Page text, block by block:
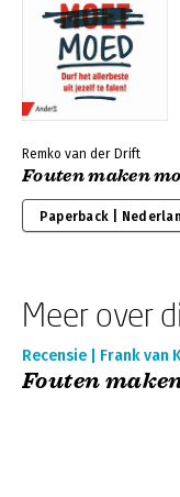
Remko van der Drift
Fouten maken
Paperback |
Meer over
Recensie | Frank van
Fouten